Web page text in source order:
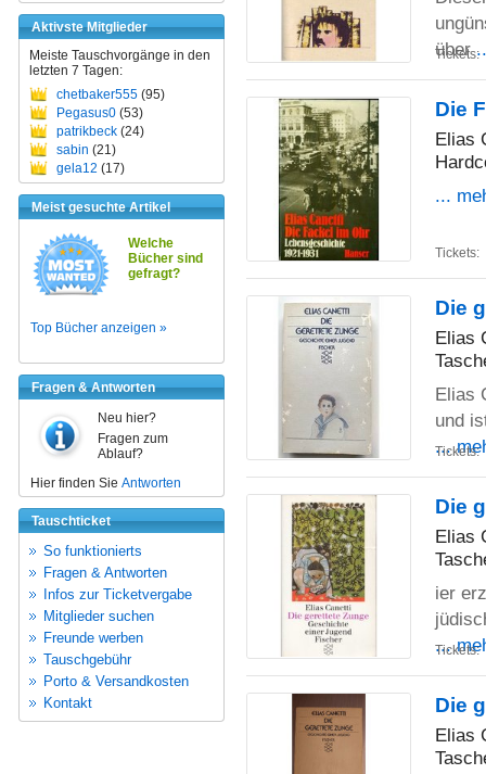
Aktivste Mitglieder
Meiste Tauschvorgänge in den
letzten 7 Tagen:
chetbaker555 (95)
Pegasus0 (53)
patrikbeck (24)
sabin (21)
gela12 (17)
Meist gesuchte Artikel
Welche
Bücher sind
gefragt?
Top Bücher anzeigen »
Fragen & Antworten
Neu hier?
Fragen zum
Ablauf?
Hier finden Sie Antworten
Tauschticket
So funktionierts
Fragen & Antworten
Infos zur Ticketvergabe
Mitglieder suchen
Freunde werben
Tauschgebühr
Porto & Versandkosten
Kontakt
über
Tickets:
Die
Elias
...
Tickets:
Die
Elias
Elias
und
...
Tickets:
Die
Elias
ier
...
Tickets:
Die
Elias